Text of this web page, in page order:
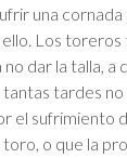
una
Los toreros
dar la talla, a
tardes no
el sufrimiento
o que la